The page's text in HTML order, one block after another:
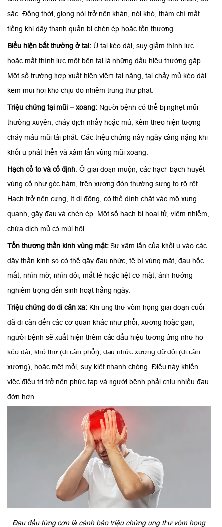
sặc. Đồng thời, giọng nói trở nên khàn, nói khó, thậm chí mất
tiếng khi dây thanh quản bị chèn ép hoặc tổn thương.
Biểu hiện bất thường ở tai: Ù tai kéo dài, suy giảm thính lực
hoặc mất thính lực một bên tai là những dấu hiệu thường gặp.
Một số trường hợp xuất hiện viêm tai nặng, tai chảy mủ kéo dài
kèm mùi hôi khó chịu do nhiễm trùng thứ phát.
Triệu chứng tại mũi – xoang: Người bệnh có thể bị nghẹt mũi
thường xuyên, chảy dịch nhầy hoặc mủ, kèm theo hiện tượng
chảy máu mũi tái phát. Các triệu chứng này ngày càng nặng khi
khối u phát triển và xâm lấn vùng mũi xoang.
Hạch cổ to và cố định: Ở giai đoạn muộn, các hạch bạch huyết
vùng cổ như góc hàm, trên xương đòn thường sưng to rõ rệt.
Hạch trở nên cứng, ít di động, có thể dính chặt vào mô xung
quanh, gây đau và chèn ép. Một số hạch bị hoại tử, viêm nhiễm,
chứa dịch mủ có mùi hôi.
Tổn thương thần kinh vùng mặt: Sự xâm lấn của khối u vào các
dây thần kinh sọ có thể gây đau nhức, tê bì vùng mặt, đau hốc
mắt, nhìn mờ, nhìn đôi, mắt lé hoặc liệt cơ mặt, ảnh hưởng
nghiêm trọng đến sinh hoạt hằng ngày.
Triệu chứng do di căn xa: Khi ung thư vòm họng giai đoạn cuối
đã di căn đến các cơ quan khác như phổi, xương hoặc gan,
người bệnh sẽ xuất hiện thêm các dấu hiệu tương ứng như ho
kéo dài, khó thở (di căn phổi), đau nhức xương dữ dội (di căn
xương), hoặc mệt mỏi, suy kiệt nhanh chóng. Điều này khiến
việc điều trị trở nên phức tạp và người bệnh phải chịu nhiều đau
đớn hơn.
Đau đầu từng cơn là cảnh báo triệu chứng ung thư vòm họng